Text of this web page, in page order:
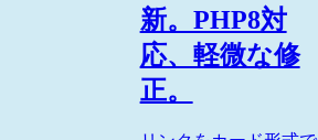
新。PHP8対
応、軽微な修
正。